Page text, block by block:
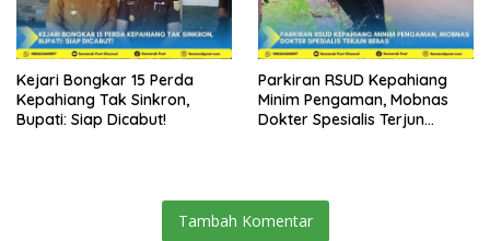
Kejari Bongkar 15 Perda
Kepahiang Tak Sinkron,
Bupati: Siap Dicabut!
Parkiran RSUD Kepahiang
Minim Pengaman, Mobnas
Dokter Spesialis Terjun
Tambah Komentar